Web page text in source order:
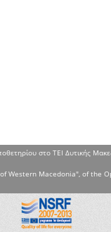
στο ΤΕΙ Δυτικής
Western Macedonia", of the